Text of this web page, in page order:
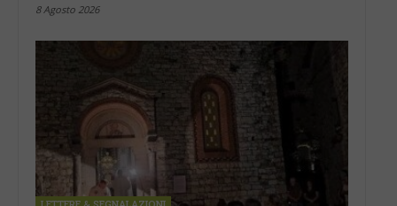
8 Agosto 2026